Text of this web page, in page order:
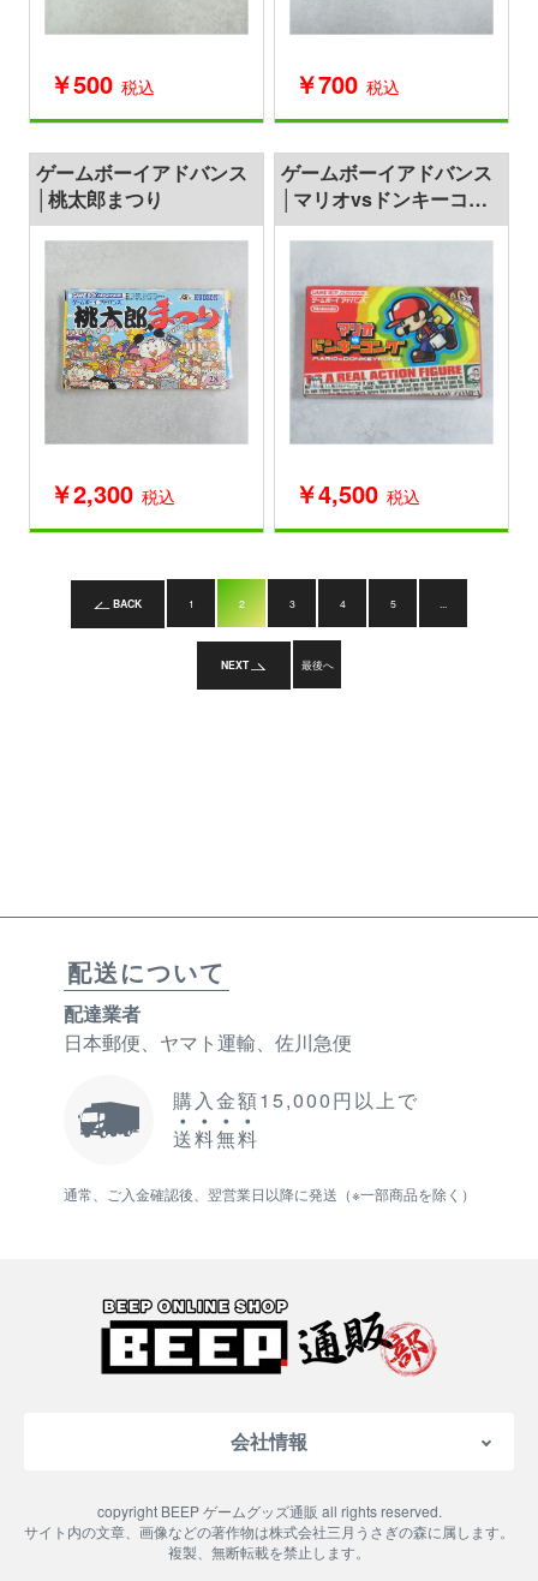
￥500 税込 ￥700 税込
ゲームボーイアドバンス
│桃太郎まつり
￥2,300 税込
ゲームボーイアドバンス
│マリオvsドンキーコン
グ 箱付
￥4,500 税込
BACK 1 2 3 4 5
NEXT 最後へ
配送について
配達業者
日本郵便、ヤマト運輸、佐川急便
購入金額15,000円以上で
送料無料
通常、ご入金確認後、翌営業日以降に発送（※一部商品を除く）
会社情報
特定商取引法に基づく表記
copyright BEEP ゲームグッズ通販 all rights reserved.
サイト内の文章、画像などの著作物は株式会社三月うさぎの森に属します。
複製、無断転載を禁止します。